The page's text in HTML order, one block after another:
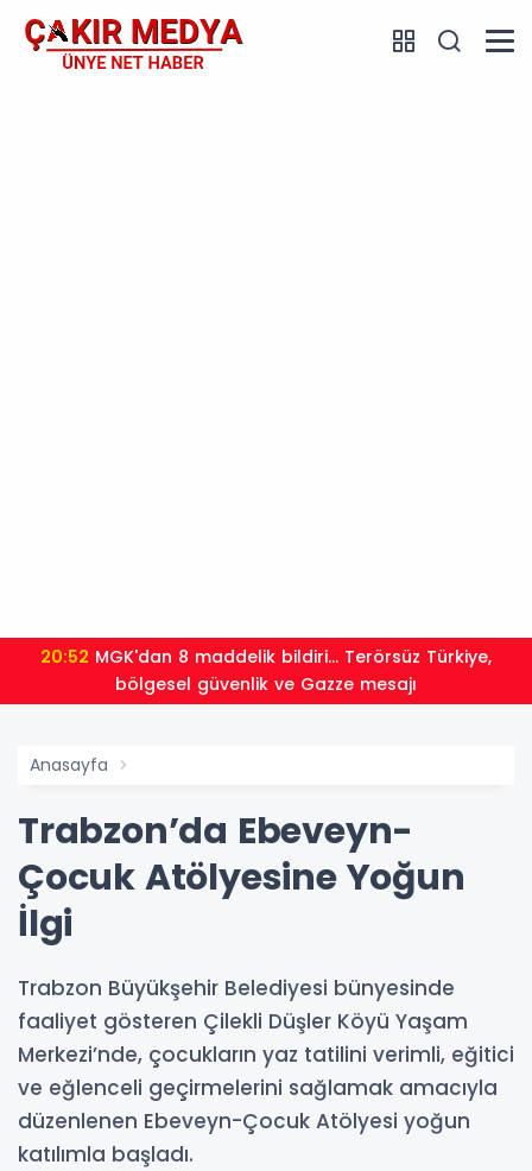
20:52
bölgesel güvenlik ve Gazze mesajı
Anasayfa
Trabzon’da Ebeveyn-
Çocuk Atölyesine Yoğun
İlgi
Trabzon Büyükşehir Belediyesi bünyesinde
faaliyet gösteren Çilekli Düşler Köyü Yaşam
Merkezi’nde, çocukların yaz tatilini verimli, eğitici
ve eğlenceli geçirmelerini sağlamak amacıyla
düzenlenen Ebeveyn-Çocuk Atölyesi yoğun
katılımla başladı.